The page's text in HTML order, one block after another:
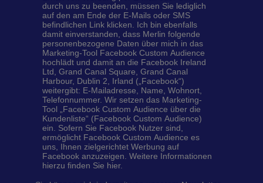
durch uns zu beenden, müssen Sie lediglich
auf den am Ende der E-Mails oder SMS
befindlichen Link klicken. Ich bin ebenfalls
damit einverstanden, dass Merlin folgende
personenbezogene Daten über mich in das
Marketing-Tool Facebook Custom Audience
hochlädt und damit an die Facebook Ireland
Ltd, Grand Canal Square, Grand Canal
Harbour, Dublin 2, Irland („Facebook“)
weitergibt: E-Mailadresse, Name, Wohnort,
Telefonnummer. Wir setzen das Marketing-
Tool „Facebook Custom Audience über die
Kundenliste“ (Facebook Custom Audience)
ein. Sofern Sie Facebook Nutzer sind,
ermöglicht Facebook Custom Audience es
uns, Ihnen zielgerichtet Werbung auf
Facebook anzuzeigen. Weitere Informationen
hierzu finden Sie hier.